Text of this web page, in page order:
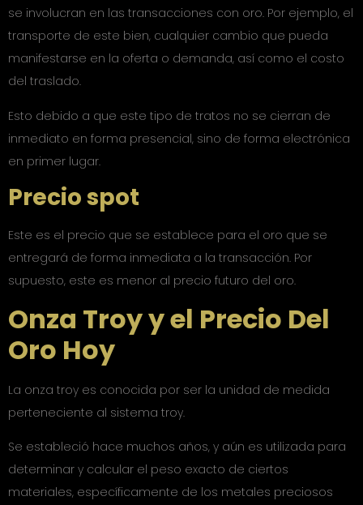
se involucran en las transacciones con oro. Por ejemplo, el
transporte de este bien, cualquier cambio que pueda
manifestarse en la oferta o demanda, así como el costo
del traslado.
Esto debido a que este tipo de tratos no se cierran de
inmediato en forma presencial, sino de forma electrónica
en primer lugar.
Precio spot
Este es el precio que se establece para el oro que se
entregará de forma inmediata a la transacción. Por
supuesto, este es menor al precio futuro del oro.
Onza Troy y el Precio Del
Oro Hoy
La onza troy es conocida por ser la unidad de medida
perteneciente al sistema troy.
Se estableció hace muchos años, y aún es utilizada para
determinar y calcular el peso exacto de ciertos
materiales, específicamente de los metales preciosos